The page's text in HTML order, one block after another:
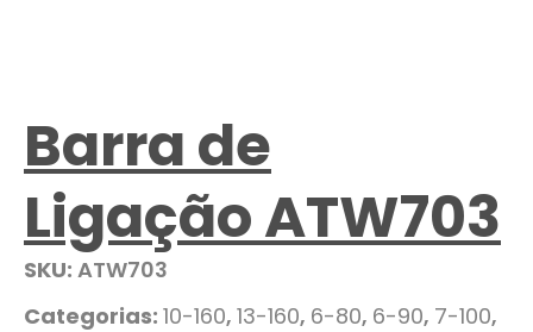
Barra de
Ligação ATW703
SKU: ATW703
Categorias: 10-160, 13-160, 6-80, 6-90, 7-100,